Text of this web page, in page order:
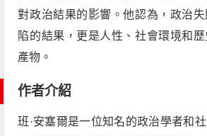
對政治結果的影響。他認為，政治
陷的結果，更是人性、社會環境和
產物。
作者介紹
班·安塞爾是一位知名的政治學者和